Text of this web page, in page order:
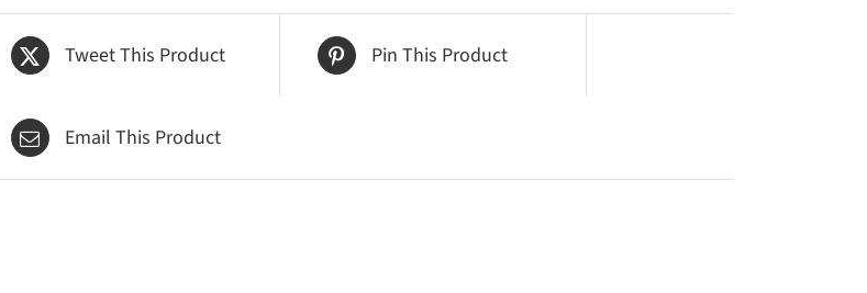
Tweet This Product Pin This Product
Email This Product